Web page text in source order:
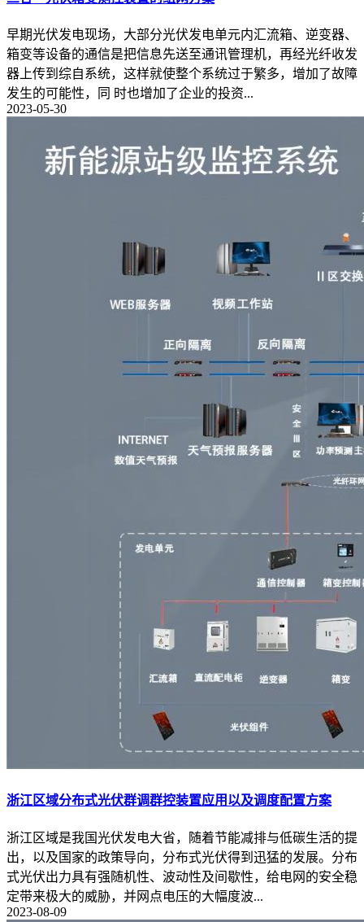
早期光伏发电现场，大部分光伏发电单元内汇流箱、逆变器、
箱变等设备的通信是把信息先送至通讯管理机，再经光纤收发
器上传到综自系统，这样就使整个系统过于繁多，增加了故障
发生的可能性，同 时也增加了企业的投资...
2023-05-30
浙江区域分布式光伏群调群控装置应用以及调度配置方案
浙江区域是我国光伏发电大省，随着节能减排与低碳生活的提
出，以及国家的政策导向，分布式光伏得到迅猛的发展。分布
式光伏出力具有强随机性、波动性及间歇性，给电网的安全稳
定带来极大的威胁，并网点电压的大幅度波...
2023-08-09